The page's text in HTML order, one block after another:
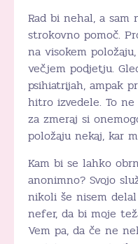
Rad bi nehal, a sam
strokovno pomoč.
na visokem
večjem podjetju.
psihiatrijah, ampak
hitro izvedele. To
za zmeraj si
položaju nekaj, kar
Kam bi se lahko
anonimno? Svojo
nikoli še nisem
nefer, da bi moje
Vem pa, da če ne